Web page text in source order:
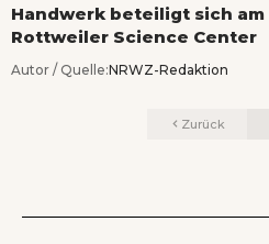
Handwerk beteiligt sich am
Rottweiler Science Center
Autor / Quelle:NRWZ-Redaktion
Zurück